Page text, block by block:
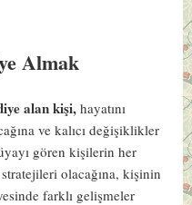
Almak
alan kişi,hayatını
ve kalıcı değişiklikler
gören kişilerin her
olacağına, kişinin
farklı gelişmeler